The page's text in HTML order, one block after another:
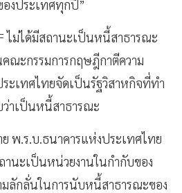
งประเทศทุกปี”
ไม่ได้มีสถานะเป็นหนี้สาธารณะ
ณะกรรมการกฤษฎีกาตีความ
ะเทศไทยจัดเป็นรัฐวิสาหกิจที่ทำ
ว่าเป็นหนี้สาธารณะ
พ.ร.บ.ธนาคารแห่งประเทศไทย
นะเป็นหน่วยงานในกำกับของ
มลักลั่นในการนับหนี้สาธารณะของ